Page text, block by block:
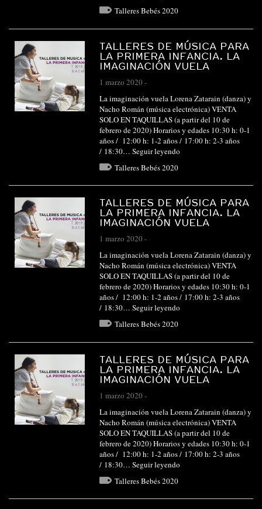
Talleres Bebés 2020
TALLERES DE MÚSICA PARA
LA PRIMERA INFANCIA. LA
IMAGINACIÓN VUELA
1 marzo 2020 -
La imaginación vuela Lorena Zatarain (danza) y
Nacho Román (música electrónica) VENTA
SOLO EN TAQUILLAS (a partir del 10 de
febrero de 2020) Horarios y edades 10:30 h: 0-1
años / 12:00 h: 1-2 años / 17:00 h: 2-3 años
/ 18:30… Seguir leyendo
Talleres Bebés 2020
TALLERES DE MÚSICA PARA
LA PRIMERA INFANCIA. LA
IMAGINACIÓN VUELA
1 marzo 2020 -
La imaginación vuela Lorena Zatarain (danza) y
Nacho Román (música electrónica) VENTA
SOLO EN TAQUILLAS (a partir del 10 de
febrero de 2020) Horarios y edades 10:30 h: 0-1
años / 12:00 h: 1-2 años / 17:00 h: 2-3 años
/ 18:30… Seguir leyendo
Talleres Bebés 2020
TALLERES DE MÚSICA PARA
LA PRIMERA INFANCIA. LA
IMAGINACIÓN VUELA
1 marzo 2020 -
La imaginación vuela Lorena Zatarain (danza) y
Nacho Román (música electrónica) VENTA
SOLO EN TAQUILLAS (a partir del 10 de
febrero de 2020) Horarios y edades 10:30 h: 0-1
años / 12:00 h: 1-2 años / 17:00 h: 2-3 años
/ 18:30… Seguir leyendo
Talleres Bebés 2020